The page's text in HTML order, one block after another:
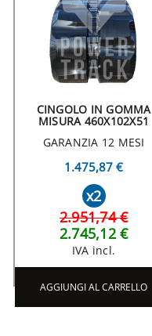
CINGOLO IN GOMMA
MISURA 460X102X51
GARANZIA 12 MESI
1.475,87 €
x2
2.951,74 €
2.745,12 €
IVA incl.
AGGIUNGI AL CARRELLO